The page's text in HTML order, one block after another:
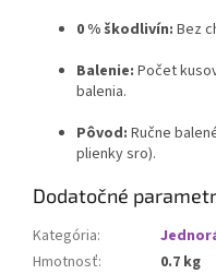
0 % škodlivín: Bez
Balenie: Počet
balenia.
Pôvod: Ručne
plienky sro).
Dodatočné
Kategória:
Hmotnosť:
0.7 kg